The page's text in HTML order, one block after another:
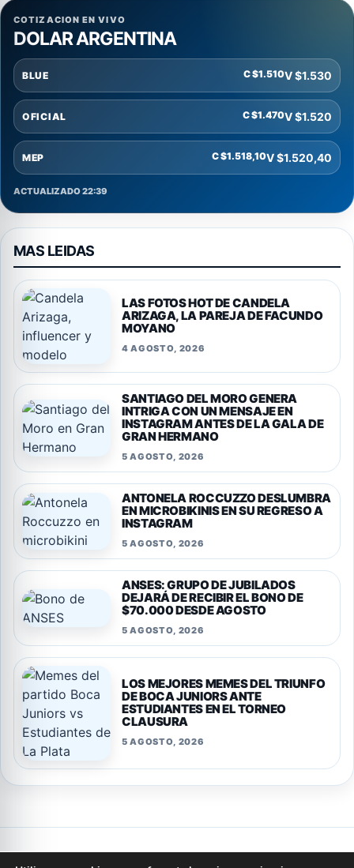
COTIZACION EN VIVO
DOLAR ARGENTINA
BLUE C $1.510V $1.530
OFICIAL C $1.470V $1.520
MEP C $1.518,10V $1.520,40
ACTUALIZADO 22:39
MAS LEIDAS
LAS FOTOS HOT DE CANDELA
ARIZAGA, LA PAREJA DE FACUNDO
MOYANO
4 AGOSTO, 2026
SANTIAGO DEL MORO GENERA
INTRIGA CON UN MENSAJE EN
INSTAGRAM ANTES DE LA GALA DE
GRAN HERMANO
5 AGOSTO, 2026
ANTONELA ROCCUZZO DESLUMBRA
EN MICROBIKINIS EN SU REGRESO A
INSTAGRAM
5 AGOSTO, 2026
ANSES: GRUPO DE JUBILADOS
DEJARÁ DE RECIBIR EL BONO DE
$70.000 DESDE AGOSTO
5 AGOSTO, 2026
LOS MEJORES MEMES DEL TRIUNFO
DE BOCA JUNIORS ANTE
ESTUDIANTES EN EL TORNEO
CLAUSURA
5 AGOSTO, 2026
PrivacidadCookiesTerminos y condicionesAviso legal